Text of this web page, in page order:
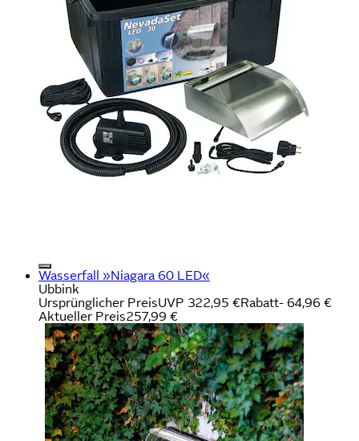
Wasserfall »Niagara 60 LED«
Ubbink
Ursprünglicher PreisUVP 322,95 €Rabatt- 64,96 €
Aktueller Preis257,99 €